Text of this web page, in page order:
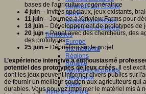
Regards sur l’Ecole
Santé
Société connectée
Territoires et projets
Territoires
Europe
International
Régions
Ruralité
Territoires et projets
Tiers lieux
Villes
Vivre ensemble
bases de l'agriculture régénératrice
4 juin – Invités spéciaux, jeux existants,
11 juin – Journée à Kirkview Farms pour
18 juin – Développement de prototypes de
20 juin – Panel avec des chercheurs, des
des prototypes
25 juin – Débriefing sur le projet
L’expérience intensive a enthousiasmé
potentiel des prototypes de jeux créés.Il est
dont les jeux peuvent informer divers publics sur
de fournir un meilleur soutien aux agriculteurs qui
durables. Vous pouvez imprimer le matériel mis à